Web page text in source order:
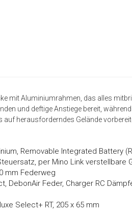
mit Aluminiumrahmen, das alles
und deftige Anstiege bereit,
auf herausforderndes Gelände
Removable Integrated Battery
per Mino Link verstellbare
mm Federweg
DebonAir Feder, Charger RC
Select+ RT, 205 x 65 mm